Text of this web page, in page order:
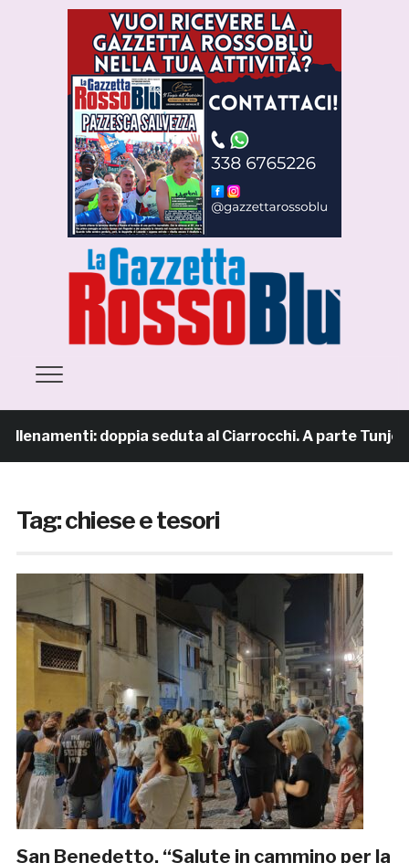
doppia seduta al Ciarrocchi. A parte Tunjov
Tag:chiese e tesori
San Benedetto, “Salute in cammino per la